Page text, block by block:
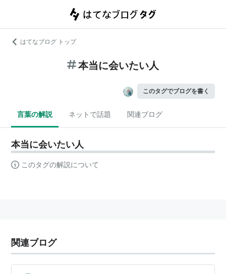
はてなブログ トップ
本当に会いたい人
このタグでブログを書く
言葉の解説 ネットで話題 関連ブログ
本当に会いたい人
このタグの解説について
関連ブログ